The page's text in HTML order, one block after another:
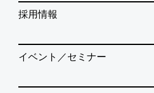
採用情報
イベント／セミナー